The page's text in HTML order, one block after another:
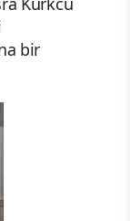
bir